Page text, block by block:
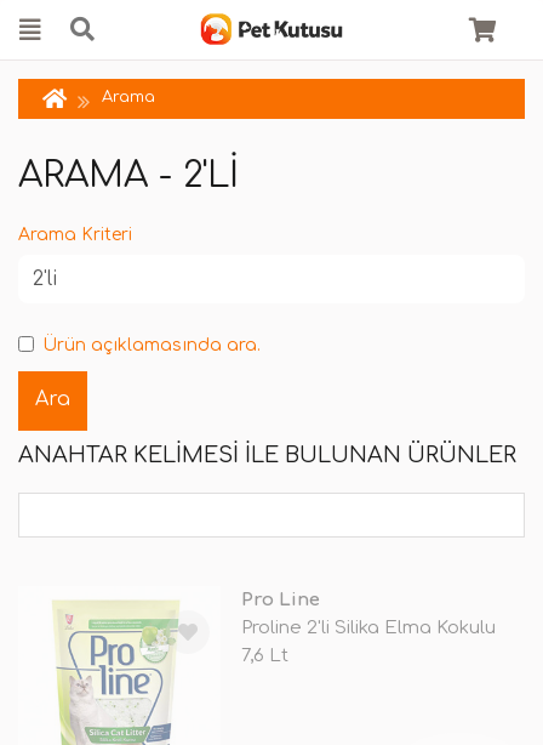
Arama
ARAMA - 2'LI
Arama Kriteri
Ürün açıklamasında ara.
ANAHTAR KELIMESI ILE BULUNAN ÜRÜNLER
Pro Line
Proline 2'li Silika Elma Kokulu
7,6 Lt